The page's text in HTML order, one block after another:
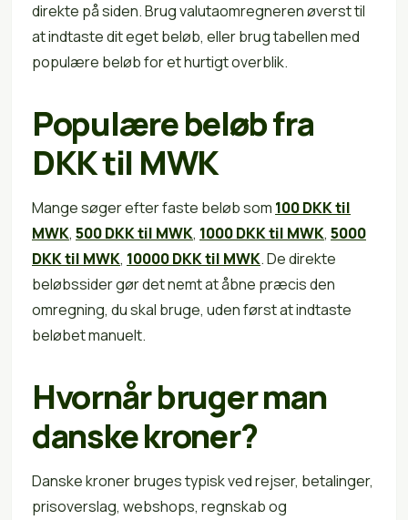
direkte på siden. Brug valutaomregneren øverst til
at indtaste dit eget beløb, eller brug tabellen med
populære beløb for et hurtigt overblik.
Populære beløb fra
DKK til MWK
Mange søger efter faste beløb som 100 DKK til
MWK, 500 DKK til MWK, 1000 DKK til MWK, 5000
DKK til MWK, 10000 DKK til MWK. De direkte
beløbssider gør det nemt at åbne præcis den
omregning, du skal bruge, uden først at indtaste
beløbet manuelt.
Hvornår bruger man
danske kroner?
Danske kroner bruges typisk ved rejser, betalinger,
prisoverslag, webshops, regnskab og